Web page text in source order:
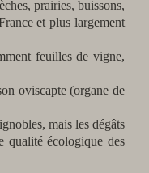
prairies, buissons,
et plus largement
feuilles de vigne,
oviscapte (organe de
mais les dégâts
qualité écologique des